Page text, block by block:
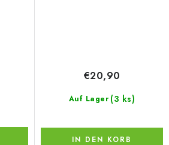
Auf Lager (3 ks)
€20,90
IN DEN KORB